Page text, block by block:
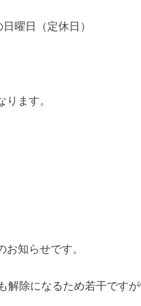
曜日（定休日）
ります。
お知らせです。
解除になるため若干です